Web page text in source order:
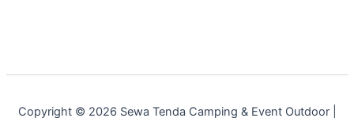
Copyright © 2026 Sewa Tenda Camping & Event Outdoor |